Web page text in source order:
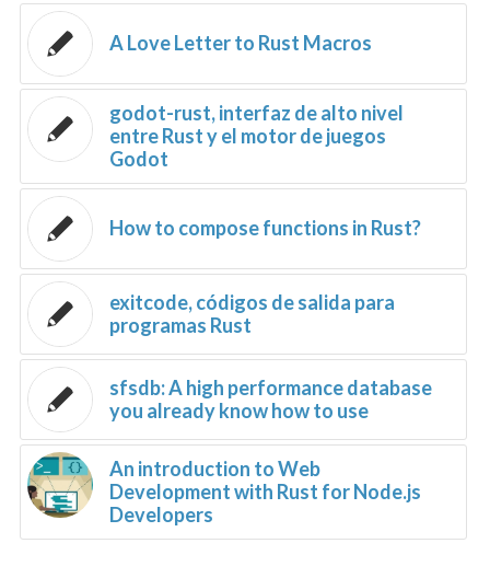
A Love Letter to Rust Macros
godot-rust, interfaz de alto nivel
entre Rust y el motor de juegos
Godot
How to compose functions in Rust?
exitcode, códigos de salida para
programas Rust
sfsdb: A high performance database
you already know how to use
An introduction to Web
Development with Rust for Node.js
Developers